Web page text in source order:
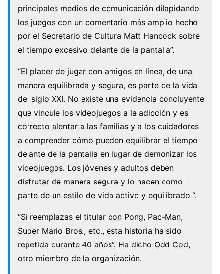
principales medios de comunicación dilapidando
los juegos con un comentario más amplio hecho
por el Secretario de Cultura Matt Hancock sobre
el tiempo excesivo delante de la pantalla”.
“El placer de jugar con amigos en línea, de una
manera equilibrada y segura, es parte de la vida
del siglo XXI. No existe una evidencia concluyente
que vincule los videojuegos a la adicción y es
correcto alentar a las familias y a los cuidadores
a comprender cómo pueden equilibrar el tiempo
delante de la pantalla en lugar de demonizar los
videojuegos. Los jóvenes y adultos deben
disfrutar de manera segura y lo hacen como
parte de un estilo de vida activo y equilibrado “.
“Si reemplazas el titular con Pong, Pac-Man,
Super Mario Bros., etc., esta historia ha sido
repetida durante 40 años”. Ha dicho Odd Cod,
otro miembro de la organización.